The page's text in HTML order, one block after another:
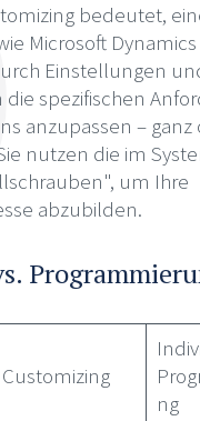
bedeutet,
Microsoft Dynamics
Einstellungen
spezifischen
anzupassen – ganz
nutzen die im
um Ihre
abzubilden.
Customizing
ng